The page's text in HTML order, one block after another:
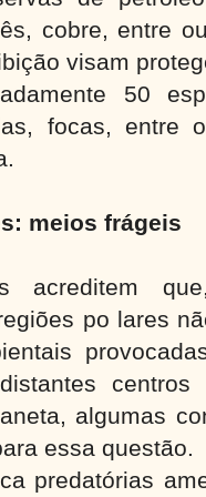
cobre, entre
visam
50
focas, entre
meios frágeis
acreditem
po lares
algumas
essa questão.
predatórias